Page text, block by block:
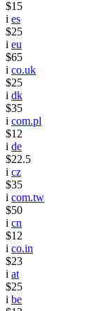
$15
i es
$25
i eu
$65
i co.uk
$25
i dk
$35
i com.pl
$12
i de
$22.5
i cz
$35
i com.tw
$50
i cn
$12
i co.in
$23
i at
$25
i be